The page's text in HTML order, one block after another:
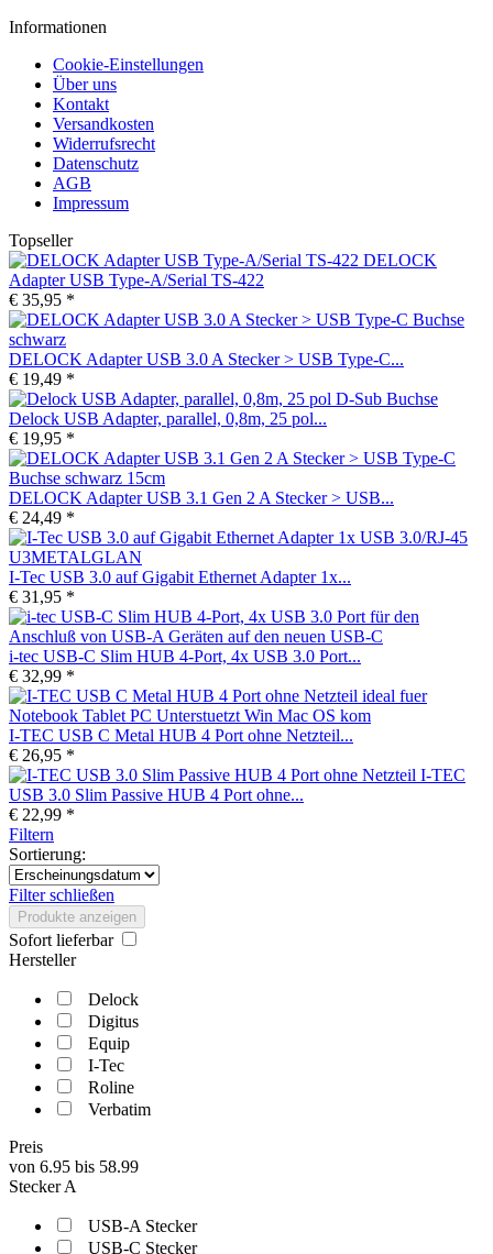
Informationen
Cookie-Einstellungen
Über uns
Kontakt
Versandkosten
Widerrufsrecht
Datenschutz
AGB
Impressum
Topseller
DELOCK
Adapter USB Type-A/Serial TS-422
€ 35,95 *
DELOCK Adapter USB 3.0 A Stecker > USB Type-C...
€ 19,49 *
Delock USB Adapter, parallel, 0,8m, 25 pol...
€ 19,95 *
DELOCK Adapter USB 3.1 Gen 2 A Stecker > USB...
€ 24,49 *
I-Tec USB 3.0 auf Gigabit Ethernet Adapter 1x...
€ 31,95 *
i-tec USB-C Slim HUB 4-Port, 4x USB 3.0 Port...
€ 32,99 *
I-TEC USB C Metal HUB 4 Port ohne Netzteil...
€ 26,95 *
I-TEC
USB 3.0 Slim Passive HUB 4 Port ohne...
€ 22,99 *
Filtern
Sortierung:
Filter schließen
Produkte anzeigen
Sofort lieferbar
Hersteller
Delock
Digitus
Equip
I-Tec
Roline
Verbatim
Preis
von 6.95 bis 58.99
Stecker A
USB-A Stecker
USB-C Stecker